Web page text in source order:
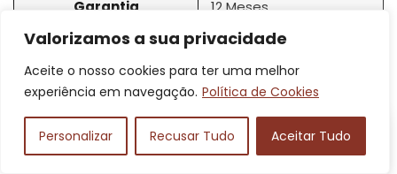
Valorizamos a sua privacidade
Aceite o nosso cookies para ter uma melhor
experiência em navegação. Política de Cookies
Personalizar Recusar Tudo Aceitar Tudo
Garantia 12 Meses
7 Umaflex